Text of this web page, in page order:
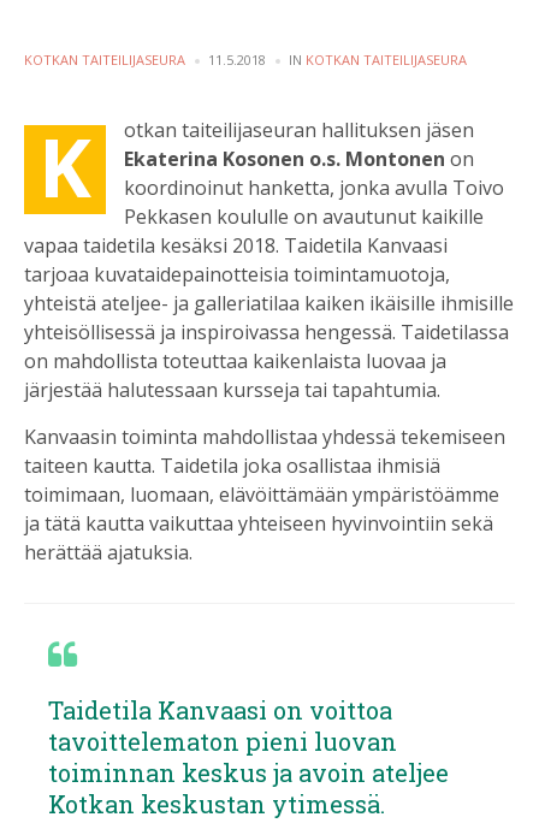
POSTED
KOTKAN TAITEILIJASEURA 11.5.2018 IN POSTED
KOTKAN TAITEILIJASEURA
K
otkan taiteilijaseuran hallituksen jäsen
Ekaterina Kosonen o.s. Montonen on
koordinoinut hanketta, jonka avulla Toivo
Pekkasen koululle on avautunut kaikille
vapaa taidetila kesäksi 2018. Taidetila Kanvaasi
tarjoaa kuvataidepainotteisia toimintamuotoja,
yhteistä ateljee- ja galleriatilaa kaiken ikäisille ihmisille
yhteisöllisessä ja inspiroivassa hengessä. Taidetilassa
on mahdollista toteuttaa kaikenlaista luovaa ja
järjestää halutessaan kursseja tai tapahtumia.
Kanvaasin toiminta mahdollistaa yhdessä tekemiseen
taiteen kautta. Taidetila joka osallistaa ihmisiä
toimimaan, luomaan, elävöittämään ympäristöämme
ja tätä kautta vaikuttaa yhteiseen hyvinvointiin sekä
herättää ajatuksia.
Taidetila Kanvaasi on voittoa
tavoittelematon pieni luovan
toiminnan keskus ja avoin ateljee
Kotkan keskustan ytimessä.